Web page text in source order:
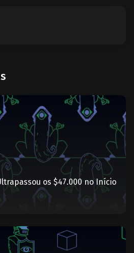
os $47.000 no Início